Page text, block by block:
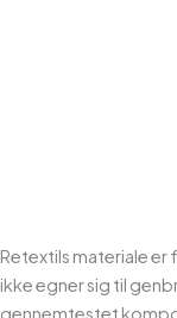
Retextils materiale
ikke egner sig til
gennemtestet